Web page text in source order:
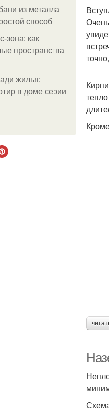
из металла
способ
зона: как
пространства
жилья:
в доме серии